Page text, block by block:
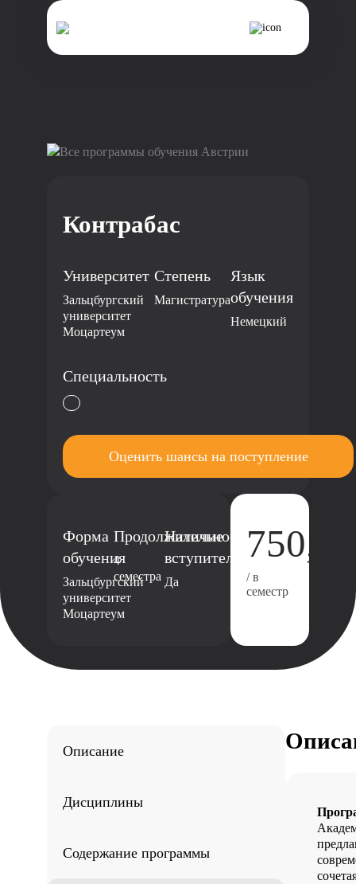
Все программы обучения Австрии
Контрабас
Университет
Зальцбургский
университет
Моцартеум
Степень
Магистратура
Язык
обучения
Немецкий
Специальность
Оценить шансы на поступление
Форма
обучения
Зальцбургский
университет
Моцартеум
Продолжительность
4
семестра
Наличие
вступительного
Да
/ в
семестр
Описание
Дисциплины
Содержание программы